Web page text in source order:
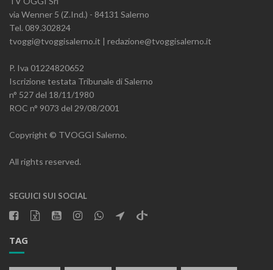
via Wenner 5 (Z.Ind.) - 84131 Salerno
Tel. 089.302824
tvoggi@tvoggisalerno.it | redazione@tvoggisalerno.it
P. Iva 01224820652
Iscrizione testata Tribunale di Salerno
n° 527 del 18/11/1980
ROC n° 9073 del 29/08/2001
Copyright © TVOGGI Salerno.
All rights reserved.
SEGUICI SUI SOCIAL
TAG